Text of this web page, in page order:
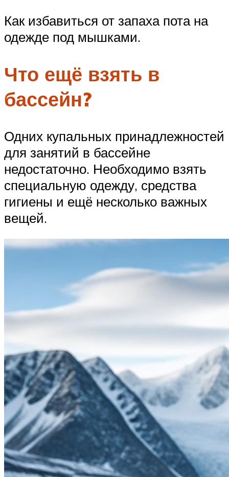
Как избавиться от запаха пота на
одежде под мышками.
Что ещё взять в
бассейн?
Одних купальных принадлежностей
для занятий в бассейне
недостаточно. Необходимо взять
специальную одежду, средства
гигиены и ещё несколько важных
вещей.